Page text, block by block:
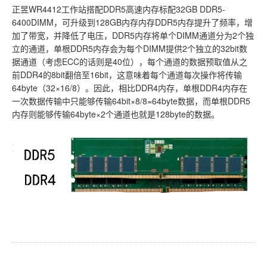
正昱WR4412工作站搭配DDR5高速内存标配32GB DDR5-
6400DIMM，可升级到128GB内存内存DDR5内存提升了频率，增
加了带宽，并降低了电压，DDR5内存将单个DIMM通道分为2个独
立的通道，单根DDR5内存会为每个DIMM提供2个独立的32bit数
据通道（考虑ECC的话则是40位），每个通道的数据预取值从之
前DDR4的8bit翻倍至16bit，这意味着每个通道每次操作将传输
64byte（32×16/8）。因此，相比DDR4内存，单根DDR4内存在
一次数据传输中只能够传输64bit×8/8=64byte数据，而单根DDR5
内存则能够传输64byte×2个通道也就是128byte的数据。